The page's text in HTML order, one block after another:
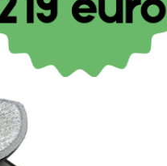
16,90 IVA inclusa
SOLO 2 PEZZI DISPONIBILI